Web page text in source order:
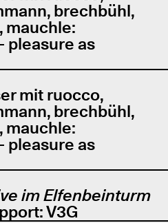
brechbühl,
mauchle:
pleasure as
mit ruocco,
brechbühl,
mauchle:
pleasure as
im Elfenbeinturm
V3G